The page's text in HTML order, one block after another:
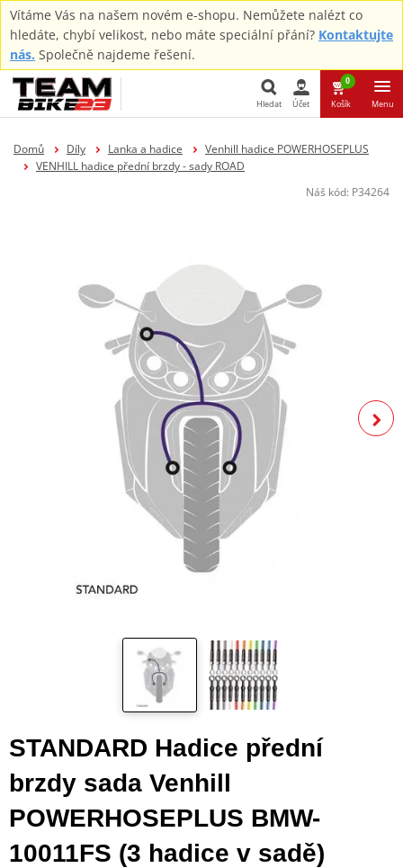
Vítáme Vás na našem novém e-shopu. Nemůžete nalézt co
hledáte, chybí velikost, nebo máte speciální přání? Kontaktujte
nás. Společně najdeme řešení.
Hledat
Hledat Účet
0
Košík Menu
Domů Díly Lanka a hadice
Venhill hadice POWERHOSEPLUS
VENHILL hadice přední brzdy - sady ROAD
Náš kód: P34264
STANDARD Hadice přední
brzdy sada Venhill
POWERHOSEPLUS BMW-
10011FS (3 hadice v sadě)